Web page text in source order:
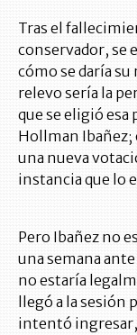
Tras el
conservador, se
cómo se daría
relevo sería la
que se eligió esa
Hollman Ibañez;
una nueva
instancia que lo
Pero Ibañez no
una semana
no estaría
llegó a la sesión
intentó